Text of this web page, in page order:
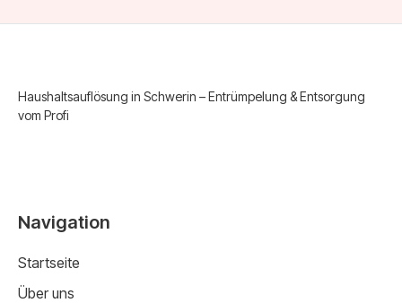
Haushaltsauflösung in Schwerin – Entrümpelung & Entsorgung
vom Profi
Navigation
Startseite
Über uns